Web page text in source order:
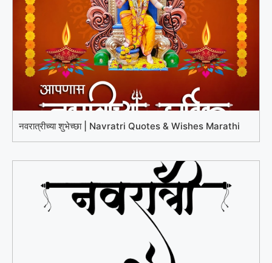
नवरात्रीच्या शुभेच्छा | Navratri Quotes & Wishes Marathi